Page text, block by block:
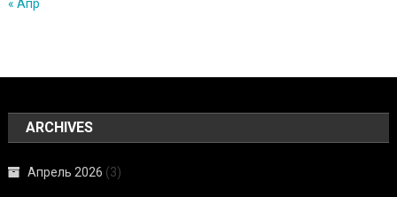
« Апр
ARCHIVES
Апрель 2026 (3)